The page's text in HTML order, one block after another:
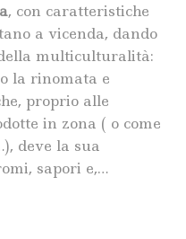
, con caratteristiche
a vicenda, dando
multiculturalità:
la rinomata e
proprio alle
in zona ( o come
deve la sua
sapori e,…